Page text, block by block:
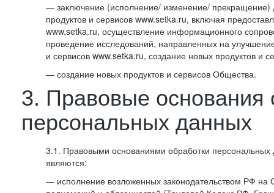
— заключение (исполнение/ изменение/ прекращение)
продуктов и сервисов www.setka.ru, включая
www.setka.ru, осуществление информационного
проведение исследований, направленных на
и сервисов www.setka.ru, создание новых продуктов и
— создание новых продуктов и сервисов Общества.
3. Правовые основания
персональных данных
3.1. Правовыми основаниями обработки
являются:
— исполнение возложенных законодательством РФ на